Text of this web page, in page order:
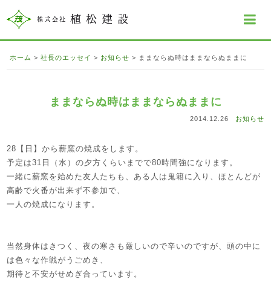
ホーム >社長のエッセイ > お知らせ > ままならぬ時はままならぬままに
ままならぬ時はままならぬままに
2014.12.26 お知らせ
28【日】から薪窯の焼成をします。
予定は31日（水）の夕方くらいまでで80時間強になります。
一緒に薪窯を始めた友人たちも、ある人は鬼籍に入り、ほとんどが
高齢で火番が出来ず不参加で、
一人の焼成になります。
当然身体はきつく、夜の寒さも厳しいので辛いのですが、頭の中に
は色々な作戦がうごめき、
期待と不安がせめぎ合っています。